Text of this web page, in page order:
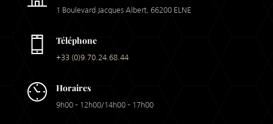
1 Boulevard Jacques Albert, 66200 ELNE
Téléphone
+33 (0)9.70.24.68.44
Horaires
9h00 – 12h00/14h00 – 17h00